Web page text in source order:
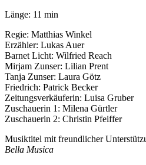
Länge: 11 min
Regie: Matthias Winkel
Erzähler: Lukas Auer
Barnet Licht: Wilfried Reach
Mirjam Zunser: Lilian Prent
Tanja Zunser: Laura Götz
Friedrich: Patrick Becker
Zeitungsverkäuferin: Luisa Gruber
Zuschauerin 1: Milena Gürtler
Zuschauerin 2: Christin Pfeiffer
Musiktitel mit freundlicher
Bella Musica